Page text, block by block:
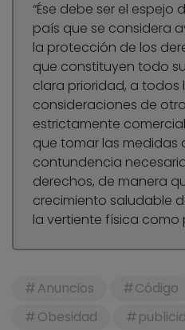
“Ése debe ser el espejo
país que se considera
la protección de los
que constituyen todo
clara prioridad, a todos
consideraciones de
estrictamente
que tomar las medidas
contundencia
derechos, de manera
crecimiento saludable
la vertiente física como
Anuncios Código
Obesidad